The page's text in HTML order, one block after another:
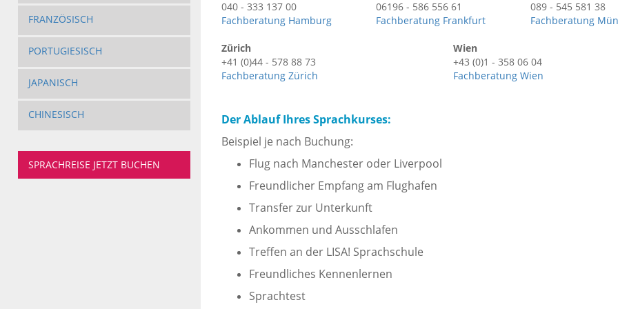
FRANZÖSISCH
PORTUGIESISCH
JAPANISCH
CHINESISCH
SPRACHREISE JETZT BUCHEN
040 - 333 137 00
Fachberatung Hamburg
06196 - 586 556 61
Fachberatung Frankfurt
089 - 545 581 38
Fachberatung
Zürich
+41 (0)44 - 578 88 73
Fachberatung Zürich
Wien
+43 (0)1 - 358 06 04
Fachberatung Wien
Der Ablauf Ihres Sprachkurses:
Beispiel je nach Buchung:
Flug nach Manchester oder Liverpool
Freundlicher Empfang am Flughafen
Transfer zur Unterkunft
Ankommen und Ausschlafen
Treffen an der LISA! Sprachschule
Freundliches Kennenlernen
Sprachtest